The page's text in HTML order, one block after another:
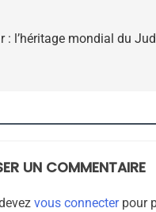
: l’héritage mondial du
UN COMMENTAIRE
vous connecterpour
Maroc :